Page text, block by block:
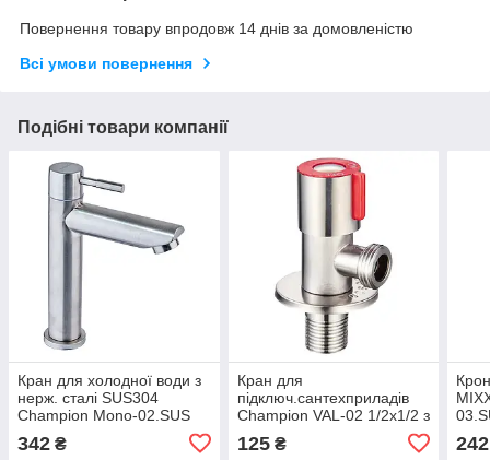
Повернення товару впродовж 14 днів за домовленістю
Всі умови повернення
Подібні товари компанії
Кран для холодної води з
нерж. сталі SUS304
Champion Mono-02.SUS
342 ₴
Кран для
підключ.сантехприладів
Champion VAL-02 1/2x1/2 з
(червоний) (CH6194)
125₴ 242